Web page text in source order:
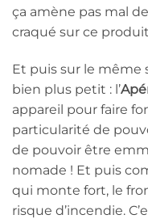
ça amène pas mal
craqué sur ce
Et puis sur le même
bien plus petit : l’
appareil pour faire
particularité de
de pouvoir être
nomade ! Et puis
qui monte fort, le
risque d’incendie.